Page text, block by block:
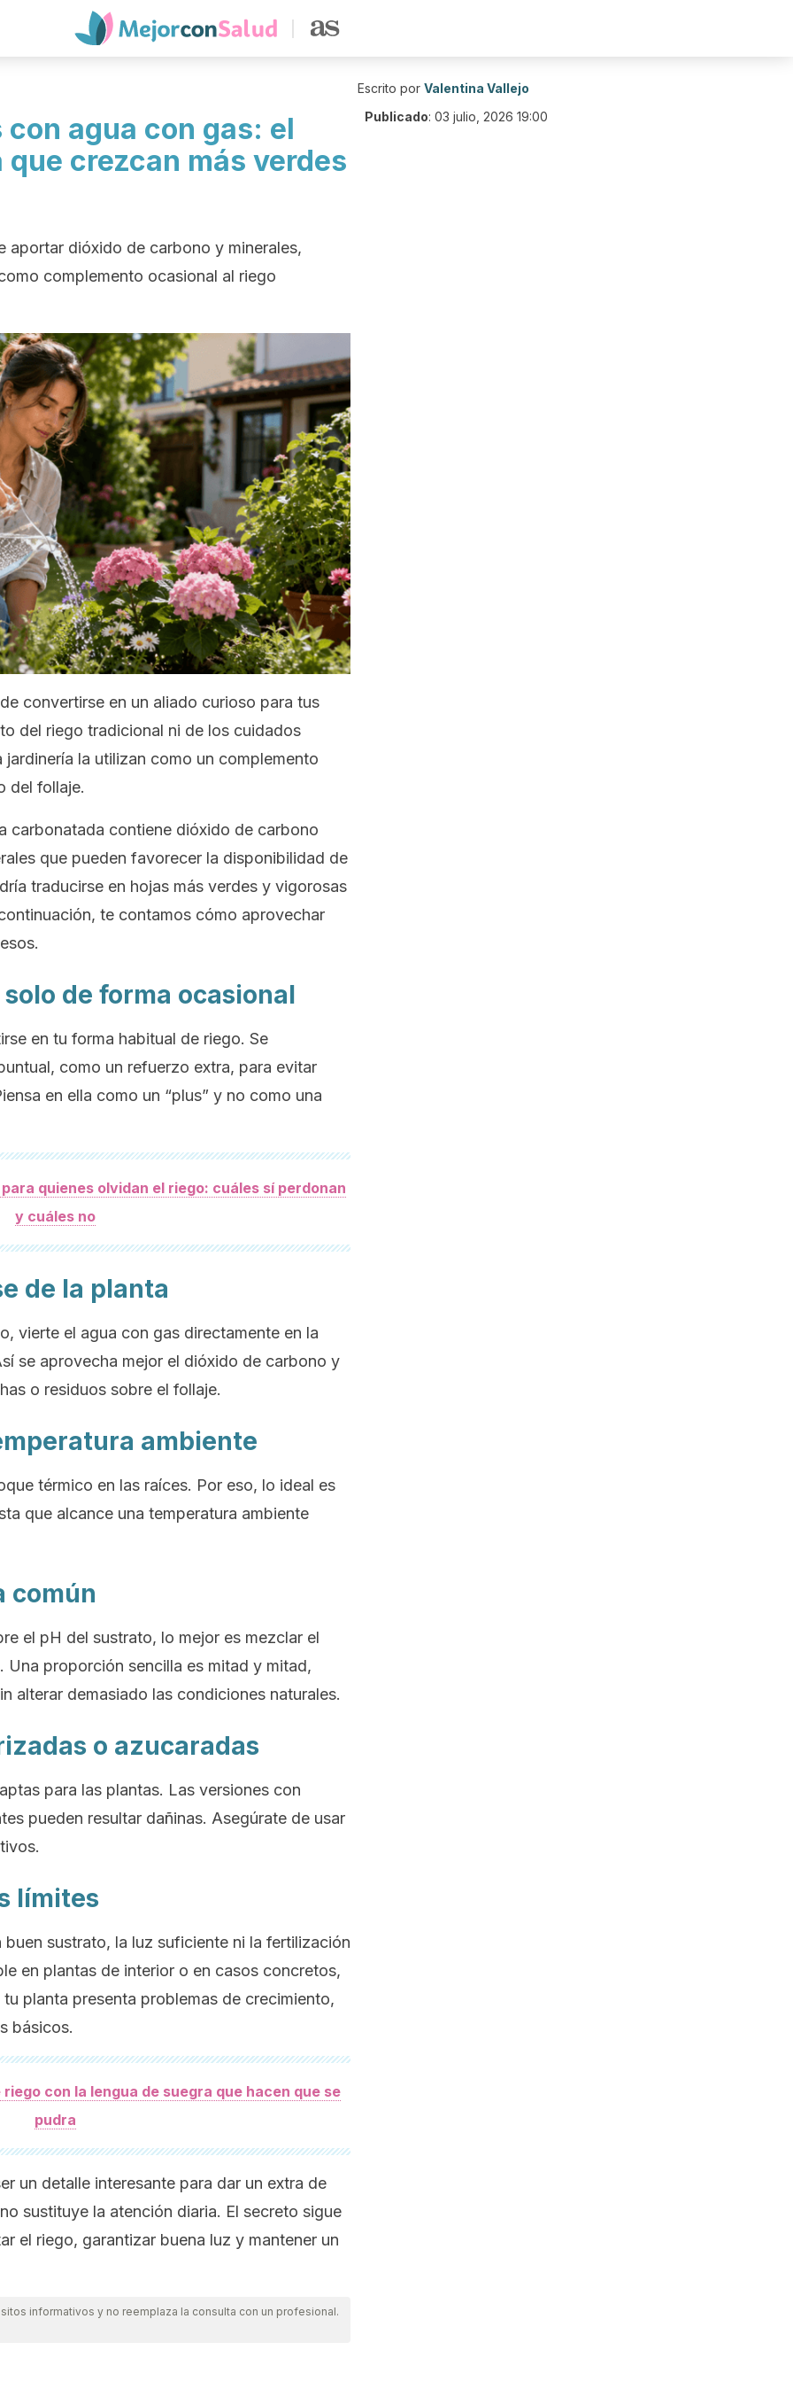
agua con gas: el
crezcan más verdes
aportar dióxido de carbono y minerales,
complemento ocasional al riego
convertirse en un aliado curioso para tus
del riego tradicional ni de los cuidados
la utilizan como un complemento
del follaje.
carbonatada contiene dióxido de carbono
que pueden favorecer la disponibilidad de
traducirse en hojas más verdes y vigorosas
te contamos cómo aprovechar
solo de forma ocasional
en tu forma habitual de riego. Se
como un refuerzo extra, para evitar
en ella como un “plus” y no como una
quienes olvidan el riego: cuáles sí perdonan
y cuáles no
de la planta
vierte el agua con gas directamente en la
se aprovecha mejor el dióxido de carbono y
o residuos sobre el follaje.
ambiente
térmico en las raíces. Por eso, lo ideal es
que alcance una temperatura ambiente
común
el pH del sustrato, lo mejor es mezclar el
proporción sencilla es mitad y mitad,
alterar demasiado las condiciones naturales.
o azucaradas
para las plantas. Las versiones con
pueden resultar dañinas. Asegúrate de usar
límites
sustrato, la luz suficiente ni la fertilización
en plantas de interior o en casos concretos,
planta presenta problemas de crecimiento,
básicos.
con la lengua de suegra que hacen que se
pudra
un detalle interesante para dar un extra de
sustituye la atención diaria. El secreto sigue
el riego, garantizar buena luz y mantener un
informativos y no reemplaza la consulta con un profesional.
Escrito por Valentina Vallejo
Publicado: 03 julio, 2026 19:00